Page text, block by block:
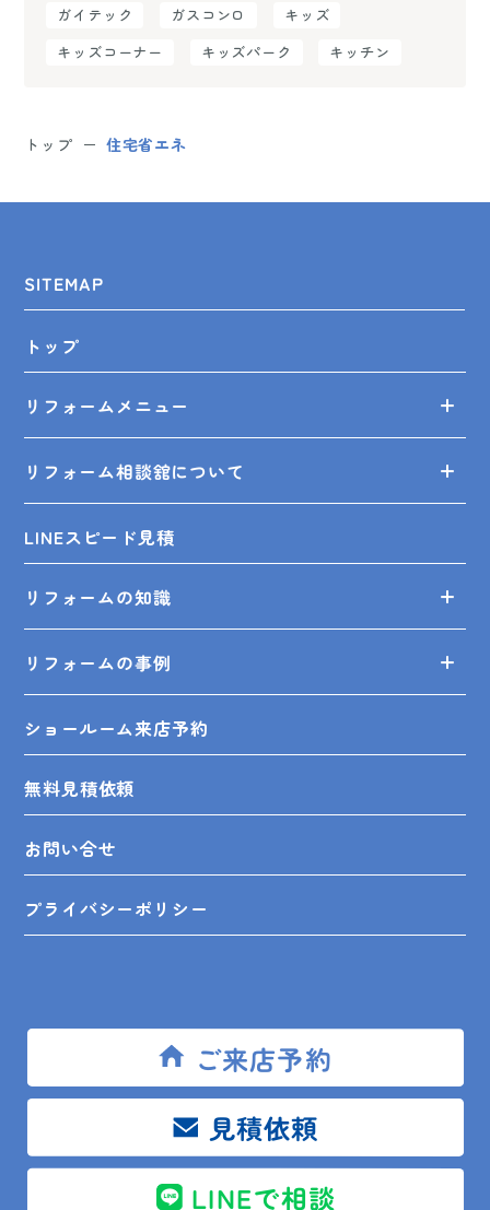
ご来店予約
見積依頼
LINEで相談
ガイテック
ガスコンロ
キッズ
キッズコーナー
キッズパーク キッチン
トップ 住宅省エネ
SITEMAP
トップ
リフォームメニュー
リフォーム相談舘について
LINEスピード見積
リフォームの知識
リフォームの事例
ショールーム来店予約
無料見積依頼
お問い合せ
プライバシーポリシー
〒292-0055 木更津市朝日3-10-9
館山店 〒294-0054 館山市湊510-1